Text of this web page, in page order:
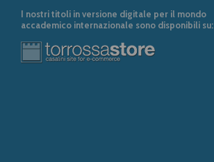
I nostri titoli in versione digitale per il mondo
accademico internazionale sono disponibili su: